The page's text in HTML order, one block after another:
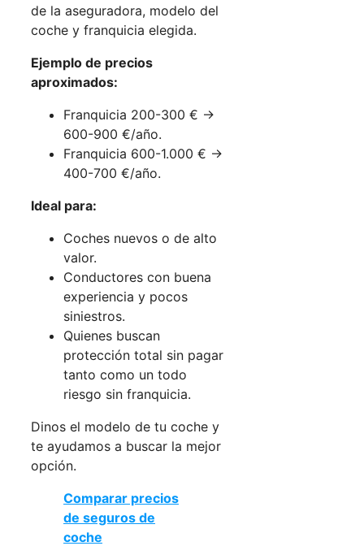
de la aseguradora, modelo del
coche y franquicia elegida.
Ejemplo de precios
aproximados:
Franquicia 200-300 € →
600-900 €/año.
Franquicia 600-1.000 € →
400-700 €/año.
Ideal para:
Coches nuevos o de alto
valor.
Conductores con buena
experiencia y pocos
siniestros.
Quienes buscan
protección total sin pagar
tanto como un todo
riesgo sin franquicia.
Dinos el modelo de tu coche y
te ayudamos a buscar la mejor
opción.
Comparar precios
de seguros de
coche